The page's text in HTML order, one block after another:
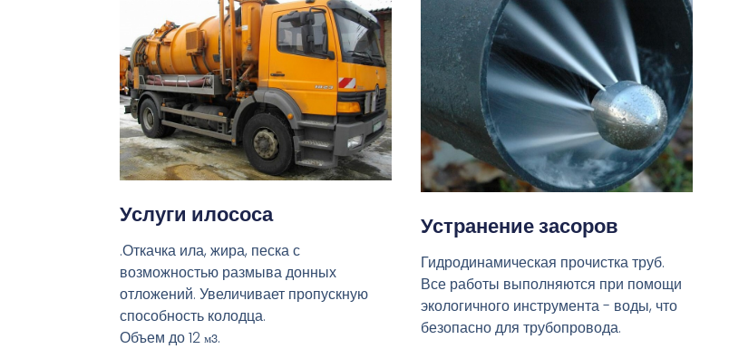
Услуги илососа
.Откачка ила, жира, песка с
возможностью размыва донных
отложений. Увеличивает пропускную
способность колодца.
Объем до 12 м3.
Устранение засоров
Гидродинамическая прочистка труб.
Все работы выполняются при помощи
экологичного инструмента - воды, что
безопасно для трубопровода.